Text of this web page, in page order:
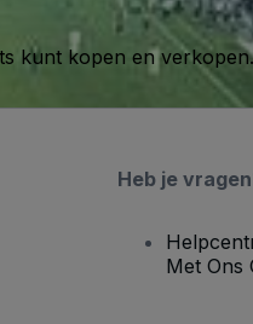
kunt kopen en verkopen.
Heb je
Met Ons